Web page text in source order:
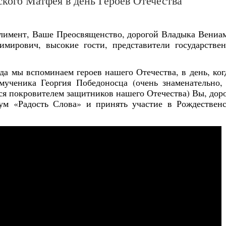
Ваше Преосвященство, дорогой Владыка
высокие гости, представители
мы вспоминаем героев нашего Отечества, в день,
Георгия Победоносца (очень знаменательно,
покровителем защитников нашего Отечества) Вы,
«Радость Слова» и принять участие в